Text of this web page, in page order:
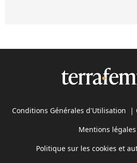
Conditions Générales d'Utilisation |
Mentions légales
Politique sur les cookies et